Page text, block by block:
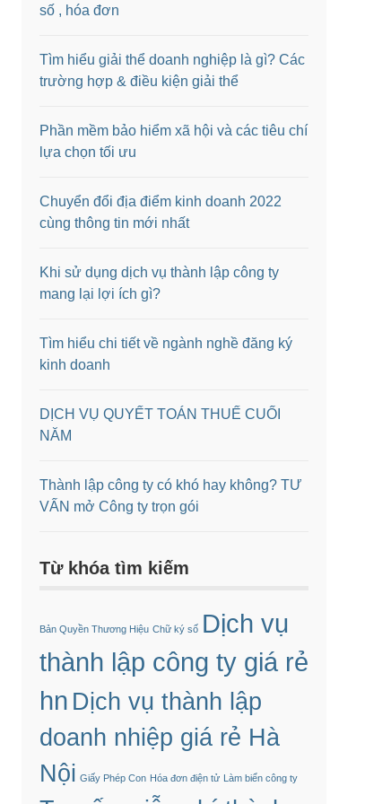
số , hóa đơn
Tìm hiểu giải thể doanh nghiệp là gì? Các
trường hợp & điều kiện giải thể
Phần mềm bảo hiểm xã hội và các tiêu chí
lựa chọn tối ưu
Chuyển đổi địa điểm kinh doanh 2022
cùng thông tin mới nhất
Khi sử dụng dịch vụ thành lập công ty
mang lại lợi ích gì?
Tìm hiểu chi tiết về ngành nghề đăng ký
kinh doanh
DỊCH VỤ QUYẾT TOÁN THUẾ CUỐI
NĂM
Thành lập công ty có khó hay không? TƯ
VẤN mở Công ty trọn gói
Từ khóa tìm kiếm
Bản Quyền Thương Hiệu Chữ ký số Dịch vụ
thành lập công ty giá rẻ
hn Dịch vụ thành lập
doanh nhiệp giá rẻ Hà
Nội Giấy Phép Con Hóa đơn điện tử Làm biển công ty